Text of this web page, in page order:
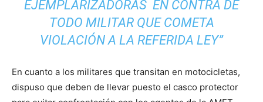
EJEMPLARIZADORAS EN CONTRA DE
TODO MILITAR QUE COMETA
VIOLACIÓN A LA REFERIDA LEY”
En cuanto a los militares que transitan en motocicletas,
dispuso que deben de llevar puesto el casco protector